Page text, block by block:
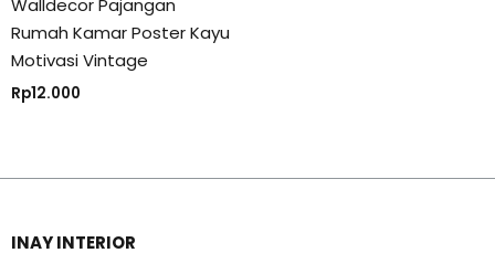
Walldecor Pajangan
Rumah Kamar Poster Kayu
Motivasi Vintage
Rp12.000
INAY INTERIOR